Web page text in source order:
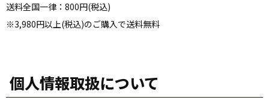
送料全国一律：800円(税込)
※3,980円以上(税込)のご購入で送料無料
個人情報取扱について